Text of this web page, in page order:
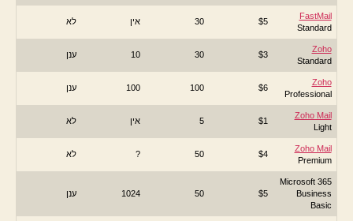
FastMail
Standard
$5
30 אין לא
Zoho
Standard
$3
30
10 ענן
Zoho
Professional
$6
100
100 ענן
Zoho Mail
Light
$1
5 אין לא
Zoho Mail
Premium
$4
50
? לא
Microsoft 365
Business
Basic
$5
50
1024 ענן